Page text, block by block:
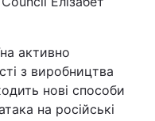
активно
з виробництва
нові способи
на російські